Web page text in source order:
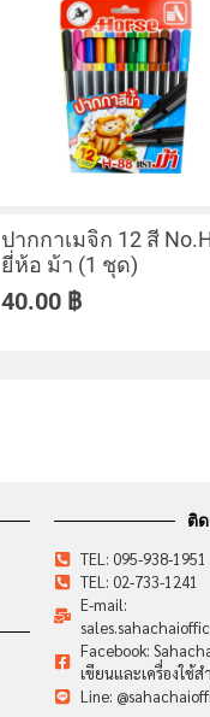
ปากกาเมจิก 12 สี
ยี่ห้อ ม้า (1 ชุด)
40.00 ฿
ติ
TEL: 095-938-1951
TEL: 02-733-1241
E-mail:
Facebook:
เขียนและเครื่องใช้ส
Line: